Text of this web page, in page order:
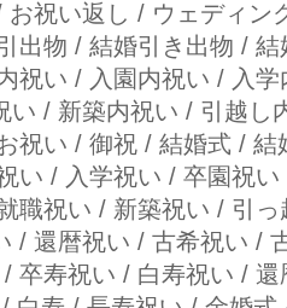
お祝い返し / ウェディン
出物 / 結婚引き出物 /
祝い / 入園内祝い / 入
い / 新築内祝い / 引越し
祝い / 御祝 / 結婚式 /
い / 入学祝い / 卒園祝
職祝い / 新築祝い / 引
/ 還暦祝い / 古希祝い /
卒寿祝い / 白寿祝い /